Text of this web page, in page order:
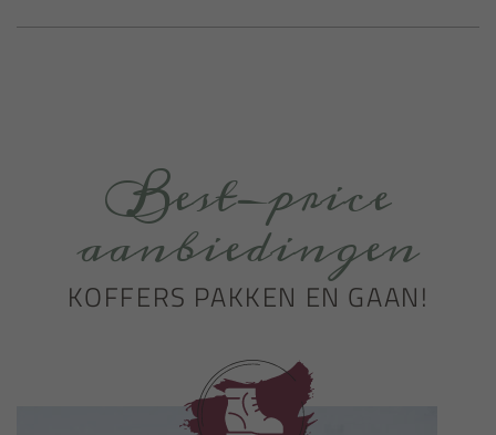
Best-price
aanbiedingen
KOFFERS PAKKEN EN GAAN!